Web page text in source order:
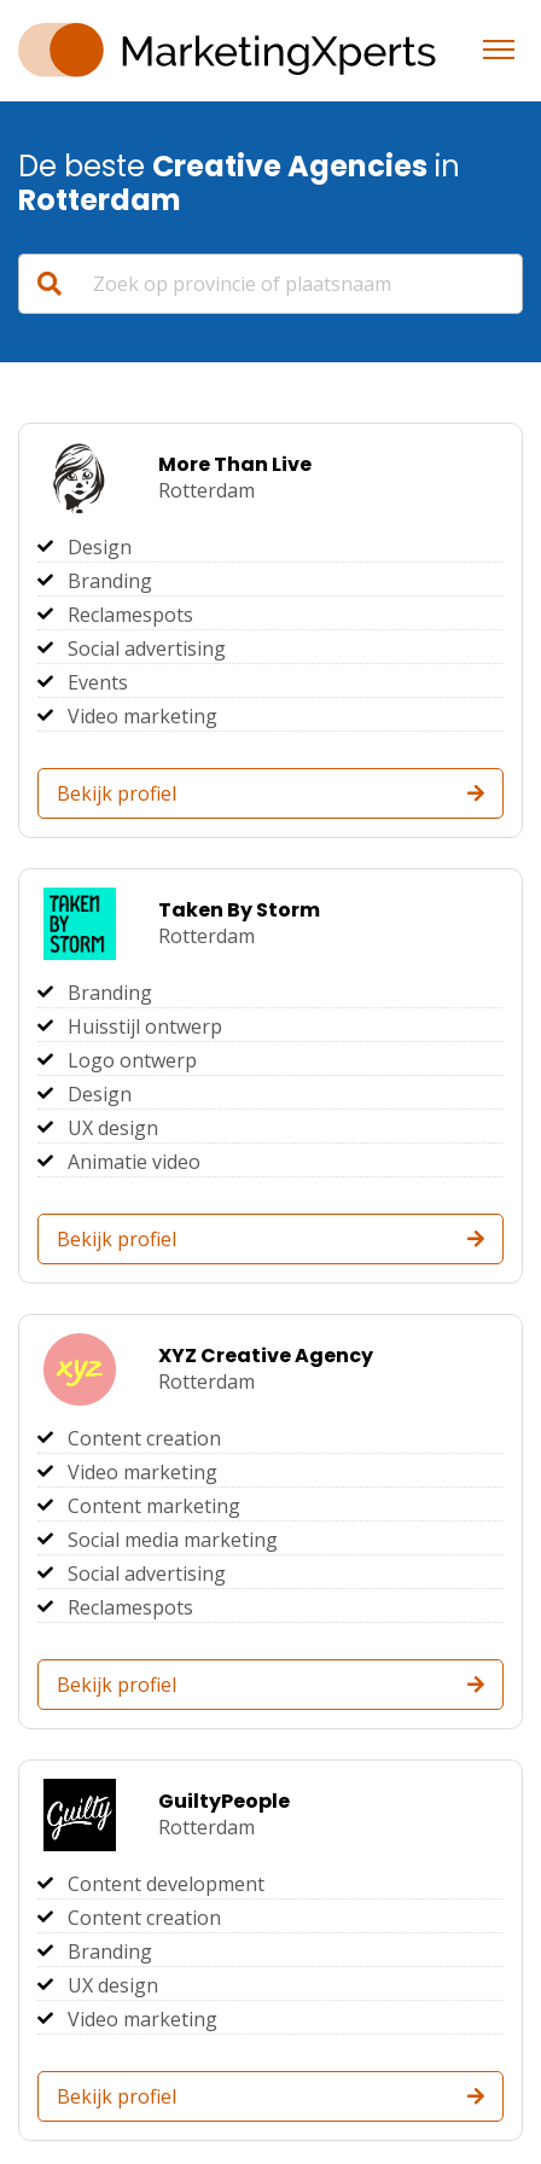
De beste Creative Agencies in
Rotterdam
More Than Live
Rotterdam
Design
Branding
Reclamespots
Social advertising
Events
Video marketing
Bekijk profiel
Taken By Storm
Rotterdam
Branding
Huisstijl ontwerp
Logo ontwerp
Design
UX design
Animatie video
Bekijk profiel
XYZ Creative Agency
Rotterdam
Content creation
Video marketing
Content marketing
Social media marketing
Social advertising
Reclamespots
Bekijk profiel
GuiltyPeople
Rotterdam
Content development
Content creation
Branding
UX design
Video marketing
Bekijk profiel